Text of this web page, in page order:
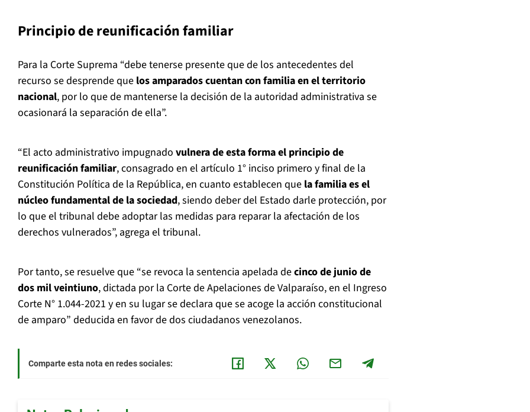
Principio de reunificación familiar
Para la Corte Suprema “debe tenerse presente que de los antecedentes del
recurso se desprende que los amparados cuentan con familia en el territorio
nacional, por lo que de mantenerse la decisión de la autoridad administrativa se
ocasionará la separación de ella”.
“El acto administrativo impugnado vulnera de esta forma el principio de
reunificación familiar, consagrado en el artículo 1° inciso primero y final de la
Constitución Política de la República, en cuanto establecen que la familia es el
núcleo fundamental de la sociedad, siendo deber del Estado darle protección, por
lo que el tribunal debe adoptar las medidas para reparar la afectación de los
derechos vulnerados”, agrega el tribunal.
Por tanto, se resuelve que “se revoca la sentencia apelada decinco de junio de
dos mil veintiuno, dictada por la Corte de Apelaciones de Valparaíso, en el Ingreso
Corte N° 1.044-2021 y en su lugar se declara que se acoge la acción constitucional
de amparo” deducida en favor de dos ciudadanos venezolanos.
Comparte esta nota en redes sociales: